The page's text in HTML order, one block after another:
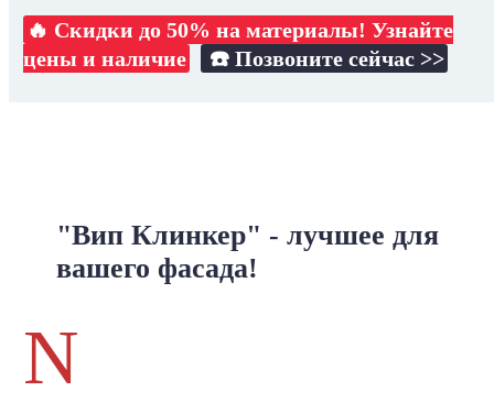
🔥 Скидки до 50% на материалы! Узнайте
цены и наличие
☎️ Позвоните сейчас >>
"Вип Клинкер" - лучшее для
вашего фасада!
N